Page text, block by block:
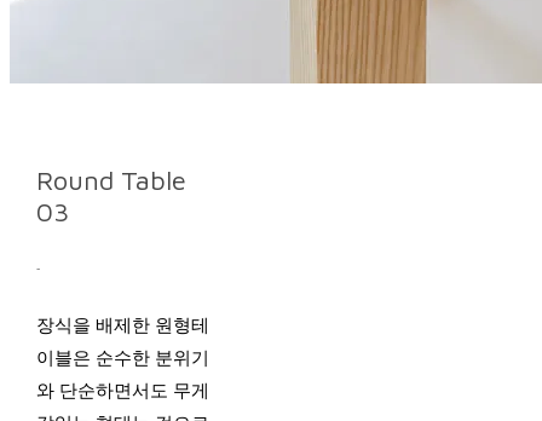
Round Table
03
-
장식을 배제한 원형테
이블은 순수한 분위기
와 단순하면서도 무게